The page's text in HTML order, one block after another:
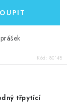
Kód: 80148
třpytící